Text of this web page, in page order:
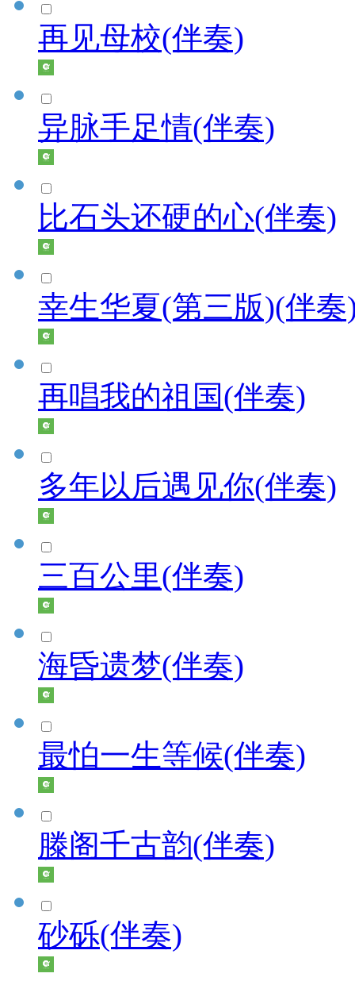
再见母校(伴奏)
异脉手足情(伴奏)
比石头还硬的心(伴奏)
幸生华夏(第三版)(伴奏
再唱我的祖国(伴奏)
多年以后遇见你(伴奏)
三百公里(伴奏)
海昏遗梦(伴奏)
最怕一生等候(伴奏)
滕阁千古韵(伴奏)
砂砾(伴奏)